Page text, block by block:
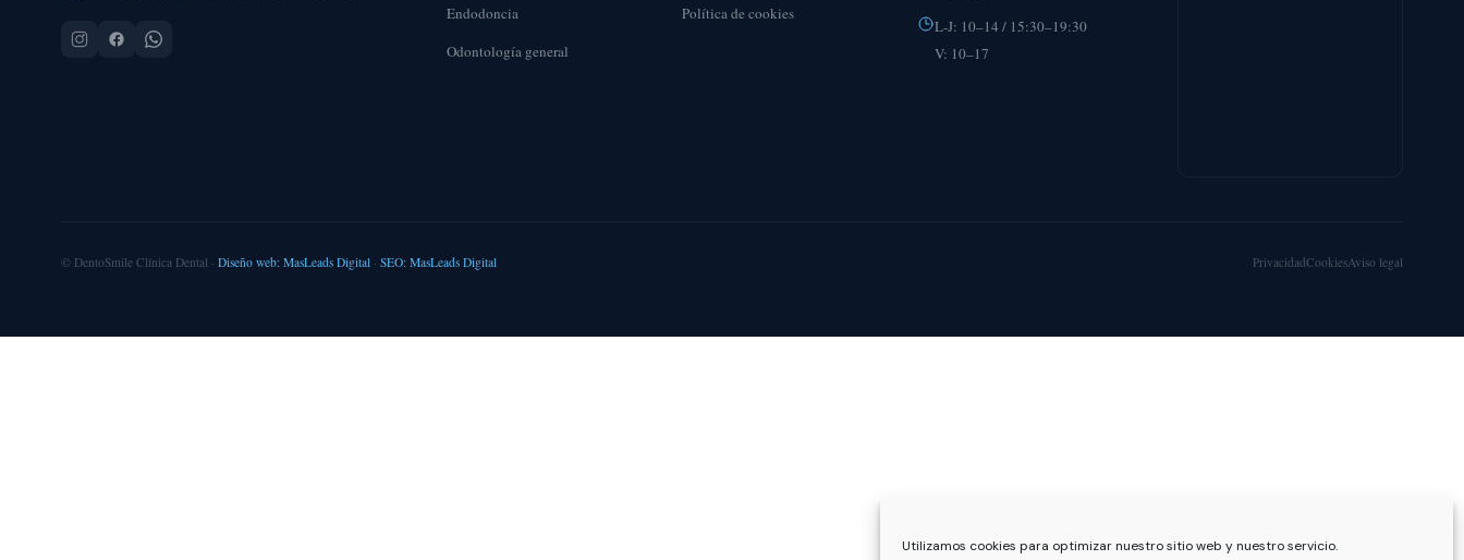
Utilizamos cookies para optimizar nuestro sitio web y nuestro servicio.
Endodoncia
Odontología general
Política de cookies
L-J: 10–14 / 15:30–19:30
V: 10–17
© DentoSmile Clínica Dental · Diseño web: MasLeads Digital · SEO: MasLeads Digital PrivacidadCookiesAviso legal